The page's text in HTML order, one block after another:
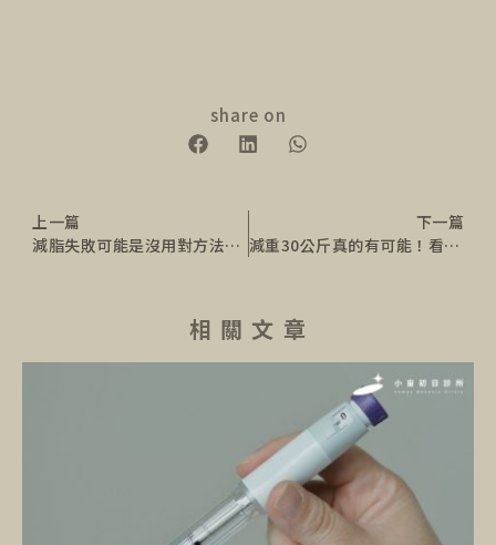
share on
上一篇
減脂失敗可能是沒用對方法！5大減重失敗原因必須重視
下一篇
減重30公斤真的有可能！看吳銘鋐醫師成功終結3次復胖
相 關 文 章